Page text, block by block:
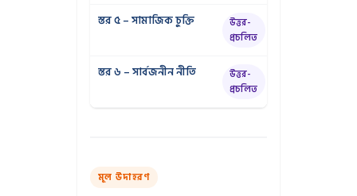
স্তর ৫ – সামাজিক চুক্তি
উত্তর-
প্রচলিত
স্তর ৬ – সার্বজনীন নীতি
উত্তর-
প্রচলিত
মূল উদাহরণ